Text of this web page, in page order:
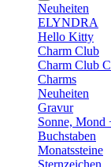
Neuheiten
ELYNDRA
Hello Kitty
Charm Club
Charm Club
Charms
Neuheiten
Gravur
Sonne, Mond
Buchstaben
Monatssteine
Sternzeichen